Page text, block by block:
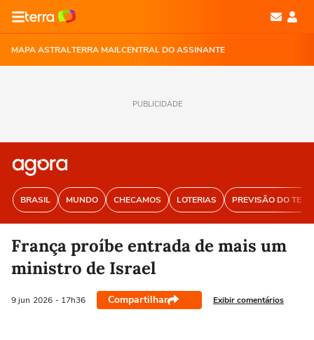
MAPA ASTRALTERRA MAILCENTRAL DO ASSINANTE
PUBLICIDADE
BRASIL MUNDO CHECAMOS LOTERIAS PREVISÃO DO
França proíbe entrada de mais um
ministro de Israel
9 jun 2026 - 17h36 Compartilhar Exibir comentários